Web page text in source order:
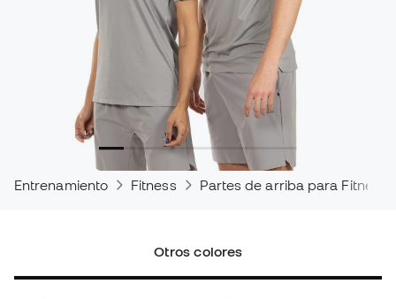
Entrenamiento Fitness Partes de arriba para Fitness
Otros colores